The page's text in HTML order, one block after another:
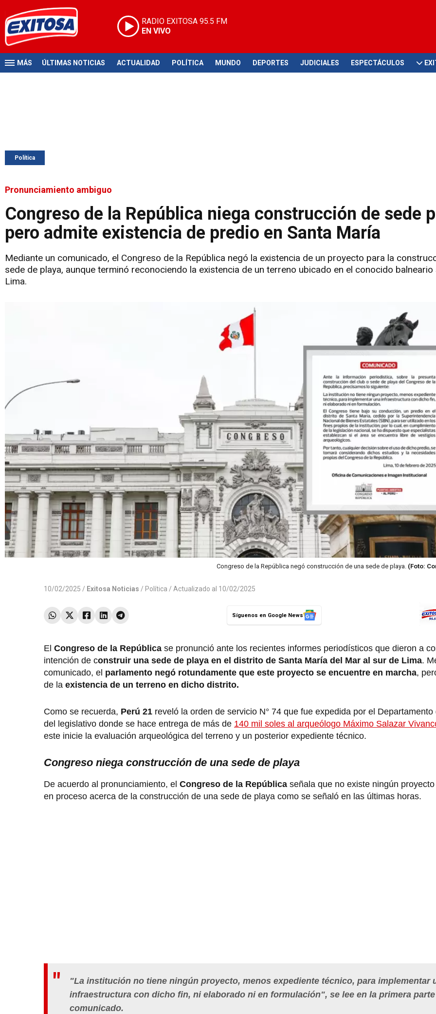
RADIO EXITOSA 95.5 FM
EN VIVO
MÁS ÚLTIMAS NOTICIAS ACTUALIDAD POLÍTICA MUNDO DEPORTES JUDICIALES ESPECTÁCULOS
Política
Pronunciamiento ambiguo
Congreso de la República niega construcción de sede
pero admite existencia de predio en Santa María
Mediante un comunicado, el Congreso de la República negó la existencia de un proyecto para la
sede de playa, aunque terminó reconociendo la existencia de un terreno ubicado en el conocido balneario
Lima.
Congreso de la República negó construcción de una sede de playa. (Foto:
10/02/2025 / Exitosa Noticias / Política / Actualizado al 10/02/2025
Síguenos en Google News
El Congreso de la República se pronunció ante los recientes informes periodísticos que dieron a
intención de construir una sede de playa en el distrito de Santa María del Mar al sur de Lima.
comunicado, el parlamento negó rotundamente que este proyecto se encuentre en marcha,
de la existencia de un terreno en dicho distrito.
Como se recuerda, Perú 21 reveló la orden de servicio N° 74 que fue expedida por el
del legislativo donde se hace entrega de más de 140 mil soles al arqueólogo Máximo Salazar
este inicie la evaluación arqueológica del terreno y un posterior expediente técnico.
Congreso niega construcción de una sede de playa
De acuerdo al pronunciamiento, el Congreso de la República señala que no existe ningún
en proceso acerca de la construcción de una sede de playa como se señaló en las últimas horas.
"La institución no tiene ningún proyecto, menos expediente técnico, para implementar
infraestructura con dicho fin, ni elaborado ni en formulación", se lee en la primera
comunicado.